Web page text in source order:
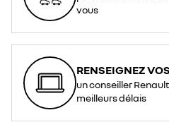
vous
RENSEIGNEZ
un conseiller
meilleurs délais